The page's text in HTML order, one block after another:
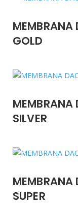
MEMBRANA
GOLD
MEMBRANA
SILVER
SUPER